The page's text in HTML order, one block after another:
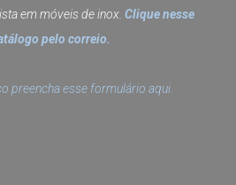
em móveis de inox. Clique nesse
pelo correio.
preencha esse formulário aqui.